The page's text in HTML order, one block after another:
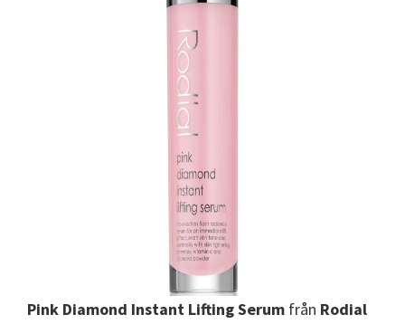
Pink Diamond Instant Lifting Serum från Rodial